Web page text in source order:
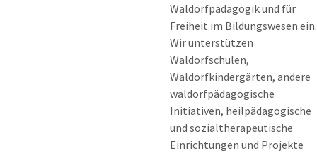
Waldorfpädagogik und für
Freiheit im Bildungswesen ein.
Wir unterstützen
Waldorfschulen,
Waldorfkindergärten, andere
waldorfpädagogische
Initiativen, heilpädagogische
und sozialtherapeutische
Einrichtungen und Projekte